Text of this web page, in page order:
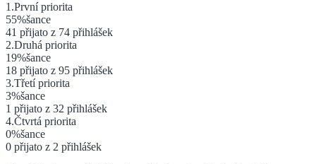
1 .Prvnípriorita
55%šance
41 přijato z 74 přihlášek
2.Druhá priorita
19%šance
18 přijato z 95 přihlášek
3.Třetípriorita
3%šance
1 přijato z 32 přihlášek
4.Čtvrtá priorita
0%šance
0 přijato z 2 přihlášek